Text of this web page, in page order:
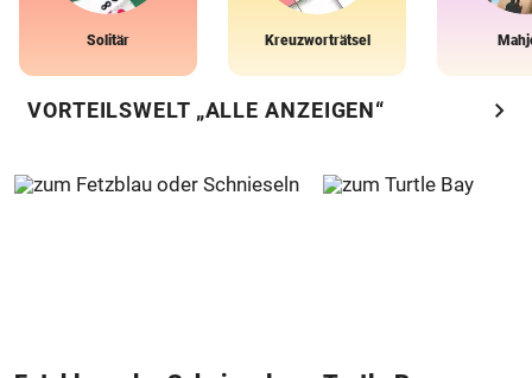
Solitär Kreuzworträtsel
VORTEILSWELT „ALLE ANZEIGEN“ chevron_right